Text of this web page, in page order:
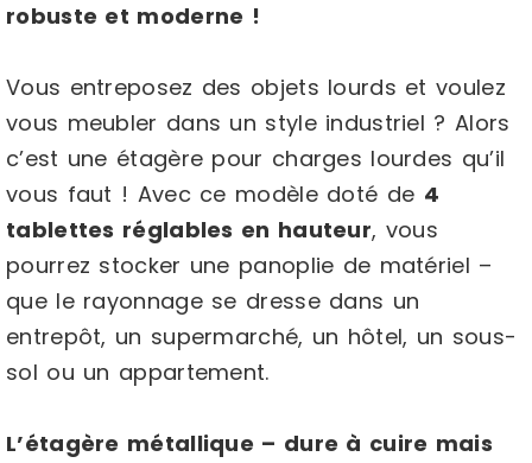
robuste et moderne !
Vous entreposez des objets lourds et voulez
vous meubler dans un style industriel ? Alors
c’est une étagère pour charges lourdes qu’il
vous faut ! Avec ce modèle doté de 4
tablettes réglables en hauteur, vous
pourrez stocker une panoplie de matériel –
que le rayonnage se dresse dans un
entrepôt, un supermarché, un hôtel, un sous-
sol ou un appartement.
L’étagère métallique – dure à cuire mais